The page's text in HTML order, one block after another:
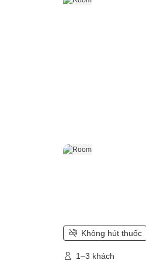
Không hút thuốc
1–3 khách